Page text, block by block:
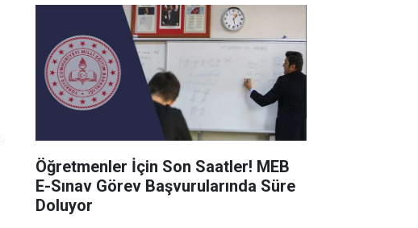
Öğretmenler İçin Son Saatler! MEB
E-Sınav Görev Başvurularında Süre
Doluyor